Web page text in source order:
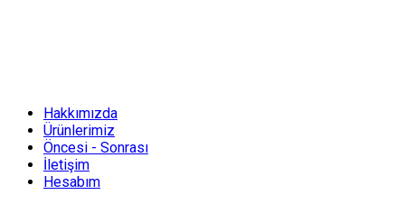
Hakkımızda
Ürünlerimiz
Öncesi - Sonrası
İletişim
Hesabım